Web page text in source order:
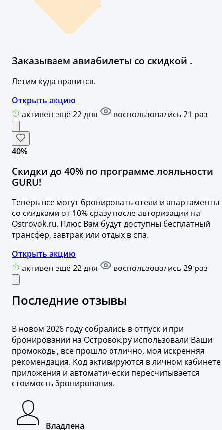
Заказываем авиабилеты со скидкой .
Летим куда нравится.
Открыть акцию
активен ещё 22 дня
воспользовались 21 раз
40%
Скидки до 40% по программе лояльности
GURU!
Теперь все могут бронировать отели и апартаменты
со скидками от 10% сразу после авторизации на
Ostrovok.ru. Плюс Вам будут доступны бесплатный
трансфер, завтрак или отдых в спа.
Открыть акцию
активен ещё 22 дня
воспользовались 29 раз
Последние отзывы
В новом 2026 году собрались в отпуск и при
бронировании на Островок.ру использовали Ваши
промокоды, все прошло отлично, моя искренняя
рекомендация. Код активируются в личном кабинете
приложения и автоматически пересчитывается
стоимость бронирования.
Владлена